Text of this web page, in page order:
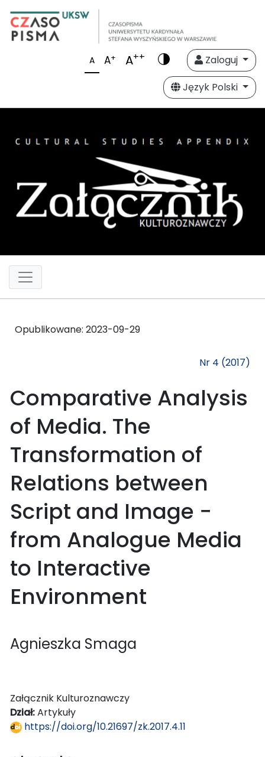
A A+ A++
Zaloguj
Język Polski
Opublikowane: 2023-09-29
Nr 4 (2017)
Comparative Analysis
of Media. The
Transformation of
Relations between
Script and Image −
from Analogue Media
to Interactive
Environment
Agnieszka Smaga
Załącznik Kulturoznawczy
Dział:Artykuły
https://doi.org/10.21697/zk.2017.4.11